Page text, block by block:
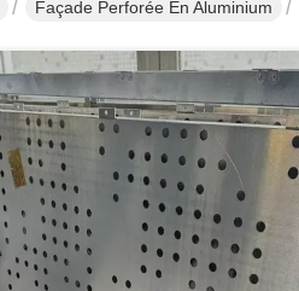
Façade Perforée En Aluminium